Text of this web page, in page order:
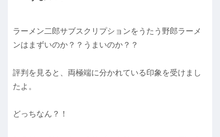
ラーメン二郎サブスクリプションをうたう野郎ラーメ
ンはまずいのか？？うまいのか？？
評判を見ると、両極端に分かれている印象を受けまし
たよ。
どっちなん？！